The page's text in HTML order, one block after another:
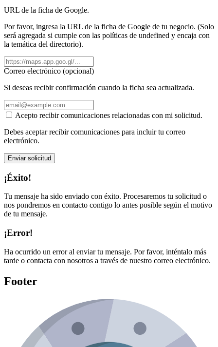
URL de la ficha de Google.
Por favor, ingresa la URL de la ficha de Google de tu negocio. (Solo
será agregada si cumple con las políticas de undefined y encaja con
la temática del directorio).
Correo electrónico (opcional)
Si deseas recibir confirmación cuando la ficha sea actualizada.
Acepto recibir comunicaciones relacionadas con mi solicitud.
Debes aceptar recibir comunicaciones para incluir tu correo
electrónico.
Enviar solicitud
¡Éxito!
Tu mensaje ha sido enviado con éxito. Procesaremos tu solicitud o
nos pondremos en contacto contigo lo antes posible según el motivo
de tu mensaje.
¡Error!
Ha ocurrido un error al enviar tu mensaje. Por favor, inténtalo más
tarde o contacta con nosotros a través de nuestro correo electrónico.
Footer